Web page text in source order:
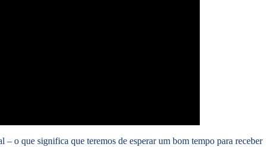
o que significa que teremos de esperar um bom tempo para receber